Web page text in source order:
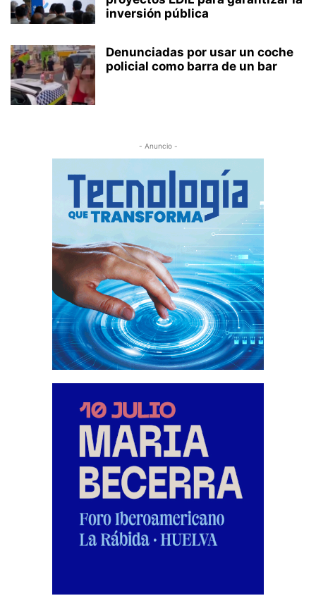
inversión pública
Denunciadas por usar un coche
policial como barra de un bar
- Anuncio -